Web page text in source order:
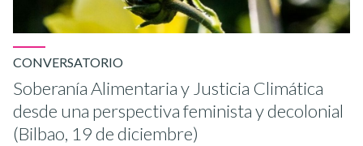
CONVERSATORIO
Soberanía Alimentaria y Justicia Climática
desde una perspectiva feminista y decolonial
(Bilbao, 19 de diciembre)